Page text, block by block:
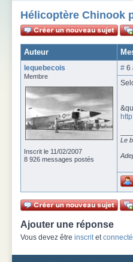
Hélicoptère Chinook
Auteur
lequebecois
Membre
Inscrit le 11/02/2007
8 926 messages postés
# 6
Le
Ajouter une réponse
Vous devez être inscritetconnecté